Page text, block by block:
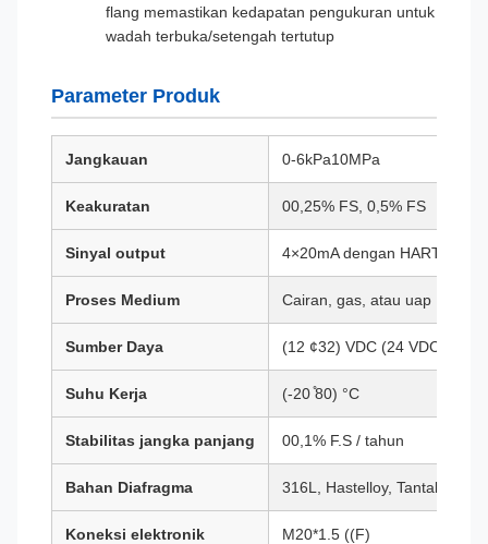
flang memastikan kedapatan pengukuran untuk
wadah terbuka/setengah tertutup
Parameter Produk
Jangkauan 0-6kPa10MPa
Keakuratan 00,25% FS, 0,5% FS
Sinyal output 4×20mA dengan HART,
Proses Medium Cairan, gas, atau uap
Sumber Daya (12 ¢32) VDC (24 VDC
Suhu Kerja (-20 ̊80) °C
Stabilitas jangka panjang 00,1% F.S / tahun
Bahan Diafragma 316L, Hastelloy, Tantalum, dll.
Koneksi elektronik M20*1.5 ((F)